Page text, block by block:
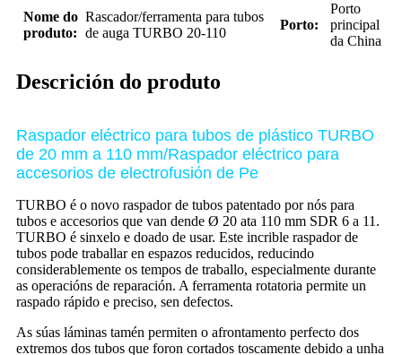
Nome do
produto:
Rascador/ferramenta para tubos
de auga TURBO 20-110
Porto:
Porto
principal
da China
Descrición do produto
Raspador eléctrico para tubos de plástico TURBO
de 20 mm a 110 mm/Raspador eléctrico para
accesorios de electrofusión de Pe
TURBO é o novo raspador de tubos patentado por nós para
tubos e accesorios que van dende Ø 20 ata 110 mm SDR 6 a 11.
TURBO é sinxelo e doado de usar. Este incrible raspador de
tubos pode traballar en espazos reducidos, reducindo
considerablemente os tempos de traballo, especialmente durante
as operacións de reparación. A ferramenta rotatoria permite un
raspado rápido e preciso, sen defectos.
As súas láminas tamén permiten o afrontamento perfecto dos
extremos dos tubos que foron cortados toscamente debido a unha